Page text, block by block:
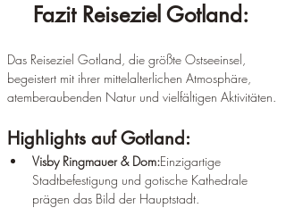
Fazit Reiseziel Gotland:
Das Reiseziel Gotland, die größte Ostseeinsel,
begeistert mit ihrer mittelalterlichen Atmosphäre,
atemberaubenden Natur und vielfältigen Aktivitäten.
Highlights auf Gotland:
Visby Ringmauer & Dom:Einzigartige
Stadtbefestigung und gotische Kathedrale
prägen das Bild der Hauptstadt.